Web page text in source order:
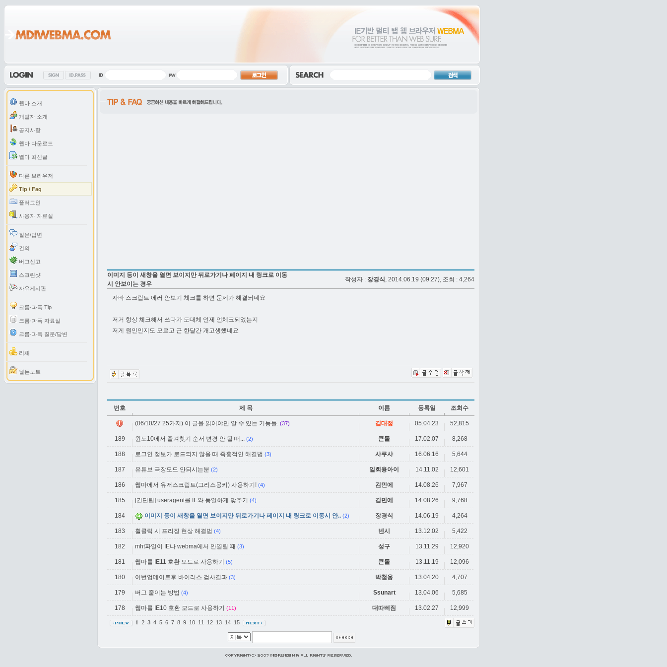
웹마 소개
개발자 소개
공지사항
웹마 다운로드
웹마 최신글
다른 브라우저
Tip / Faq
플러그인
사용자 자료실
질문/답변
건의
버그신고
스크린샷
자유게시판
크롬·파폭 Tip
크롬·파폭 자료실
크롬·파폭 질문/답변
리채
월든노트
이미지 등이 새창을 열면 보이지만 뒤로가기나 페이지 내 링크로 이동
시 안보이는 경우
작성자 : 장경식 , 2014.06.19 (09:27), 조회 : 4,264
자바 스크립트 에러 안보기 체크를 하면 문제가 해결되네요
저거 항상 체크해서 쓰다가 도대체 언제 언체크되었는지
저게 원인인지도 모르고 근 한달간 개고생했네요
번호 제 목 이름 등록일 조회수
(06/10/27 25가지) 이 글을 읽어야만 알 수 있는 기능들. (37) 김대정 05.04.23 52,815
189 윈도10에서 즐겨찾기 순서 변경 안 될 때... (2) 큰돌 17.02.07 8,268
188 로그인 정보가 로드되지 않을 때 즉흥적인 해결법 (3) 샤쿠샤 16.06.16 5,644
187 유튜브 극장모드 안되시는분 (2) 일회용아이 14.11.02 12,601
186 웹마에서 유저스크립트(그리스몽키) 사용하기! (4) 김민에 14.08.26 7,967
185 [간단팁] useragent를 IE와 동일하게 맞추기 (4) 김민에 14.08.26 9,768
184 이미지 등이 새창을 열면 보이지만 뒤로가기나 페이지 내 링크로 이동시 안.. (2) 장경식 14.06.19 4,264
183 휠클릭 시 프리징 현상 해결법 (4) 넨시 13.12.02 5,422
182 mht파일이 IE나 webma에서 안열릴 때 (3) 성구 13.11.29 12,920
181 웹마를 IE11 호환 모드로 사용하기 (5) 큰돌 13.11.19 12,096
180 이번업데이트후 바이러스 검사결과 (3) 박철웅 13.04.20 4,707
179 버그 줄이는 방법 (4) Ssunart 13.04.06 5,685
178 웹마를 IE10 호환 모드로 사용하기 (11) 대따삐짐 13.02.27 12,999
1 2 3 4 5 6 7 8 9 10 11 12 13 14 15